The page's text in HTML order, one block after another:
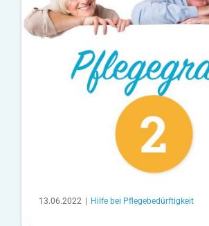
13.06.2022 | Hilfe bei Pflegebedürftigkeit